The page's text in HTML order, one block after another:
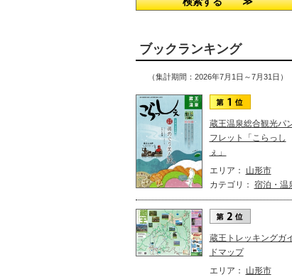
ブックランキング
（集計期間：2026年7月1日～7月31日）
蔵王温泉総合観光パ
フレット「こらっし
ぇ」
エリア：
山形市
カテゴリ： 宿泊・温
蔵王トレッキングガ
ドマップ
エリア：
山形市